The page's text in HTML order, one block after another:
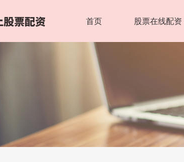
首页 股票在线配资